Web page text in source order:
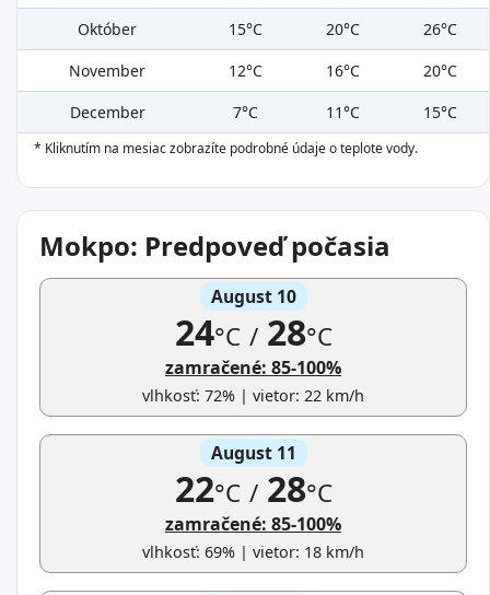
Október
15°C 20°C
26°C
November
12°C 16°C
20°C
December
7°C 11°C 15°C
* Kliknutím na mesiac zobrazíte podrobné údaje o teplote vody.
Mokpo: Predpoveď počasia
August 10
24°C /28°C
zamračené: 85-100%
vlhkosť: 72% | vietor: 22 km/h
August 11
22°C /28°C
zamračené: 85-100%
vlhkosť: 69% | vietor: 18 km/h